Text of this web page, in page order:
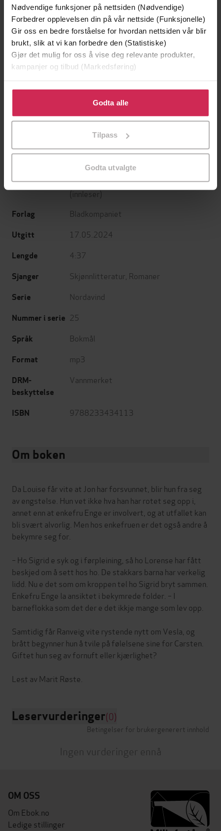
Nødvendige funksjoner på nettsiden (Nødvendige)
Forbedrer opplevelsen din på vår nettside (Funksjonelle)
Gir oss en bedre forståelse for hvordan nettsiden vår blir
brukt, slik at vi kan forbedre den (Statistiske)
Gjør det mulig for oss å vise deg relevante produkter,
kampanjer og tilbud (Markedsføring)
Klikk på «Godta alle» for å gi oss ditt samtykke til å
bruke cookies for alle disse formålene. Du kan også
tilpasse ditt samtykke til spesifikke formål ved å klikke
Godta alle
Tilpass
Godta utvalgte
239,-
Harry Potter og de vises stein
J.K. Rowling
349,-
Stian Hjelvin Andersen
Forfattere Kaja Nylund(forfatter),Marit Røste
(innleser)
Forlag Bladkompaniet
Utgitt 17.05.2024
Lengde 4:37
Sjanger Skjønnlitteratur Romaner
Serie Nordavind
Nummer i serie 25
Språk Bokmål
Format mp3
DRM-
beskyttelse
Vannmerket
ISBN 9788233434113
Om boken
Da Louise får vite at Jon har forsvunnet, blir hun fra seg
av engstelse. Hun vet ikke hva han har rotet seg opp i,
annet enn at enkefru Enge er involvert, og at utfallet kan
bli svært alvorlig. Men hos enkefruen er det også andre å
bekymre seg for.
– Ho Sigrid e syk og i førpleining, så ho Lorense har fått
beskjed om å sett hos ho. De stakkars barna har verkelig
lidd. Nu e det som om kroppen tel ho Sigrid bryt sammen.
Enkefru Enge la ansiktet i bekymrede folder. – I
barneflokka som det der e det ikkje mange som lev opp.
Samtidig får Ranveig vite rystende nytt om Vesla, og
brått begynner hun å tvile på følelsene sine for Carsten.
Giftet hun seg av fornuft eller kjærlighet?
Leservurderinger(0)
Betingelser for brukergenerert innhold
Ingen vurderinger ennå
OM OSS
Om Ebok.no
Ledige stillinger